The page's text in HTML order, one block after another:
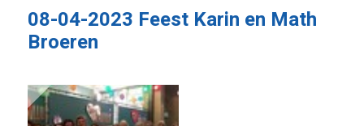
08-04-2023 Feest Karin en Math
Broeren